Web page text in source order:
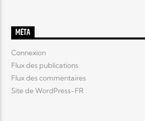
MÉTA
Connexion
Flux des publications
Flux des commentaires
Site de WordPress-FR